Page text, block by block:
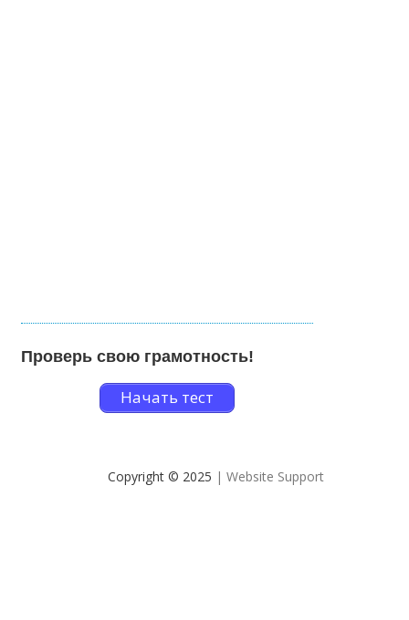
Проверь свою грамотность!
Начать тест
Copyright © 2025 | Website Support